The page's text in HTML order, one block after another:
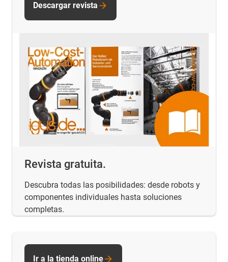
Revista gratuita.
Descubra todas las posibilidades: desde robots y
componentes individuales hasta soluciones
completas.
Descargar revista
Ir a la tienda online